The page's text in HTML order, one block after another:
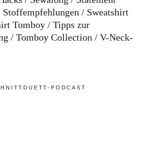
Stoffempfehlungen
Sweatshirt
Tomboy
Tipps zur
Tomboy Collection
V-Neck-
PODCAST